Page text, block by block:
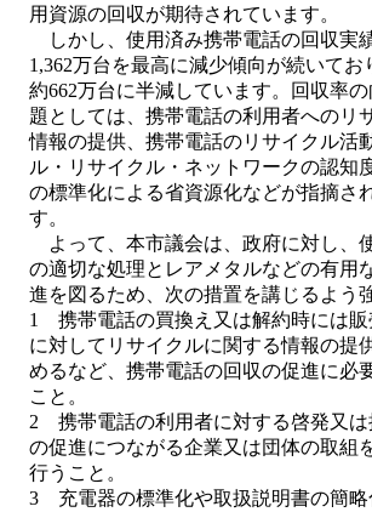
用資源の回収が期待されています。
しかし、使用済み携帯電話の回収実
1,362万台を最高に減少傾向が続いてお
約662万台に半減しています。回収率
題としては、携帯電話の利用者へのリ
情報の提供、携帯電話のリサイクル活
ル・リサイクル・ネットワークの認知
の標準化による省資源化などが指摘さ
す。
よって、本市議会は、政府に対し、
の適切な処理とレアメタルなどの有用
進を図るため、次の措置を講じるよう
1 携帯電話の買換え又は解約時には販
に対してリサイクルに関する情報の提
めるなど、携帯電話の回収の促進に必
こと。
2 携帯電話の利用者に対する啓発又は
の促進につながる企業又は団体の取組
行うこと。
3 充電器の標準化や取扱説明書の簡略